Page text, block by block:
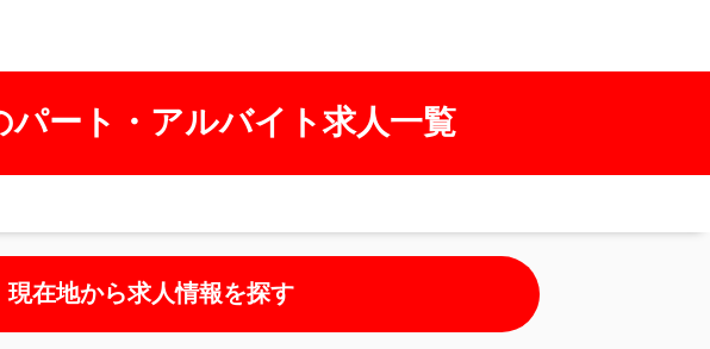
ート・アルバイト求人一覧
現在地から求人情報を探す